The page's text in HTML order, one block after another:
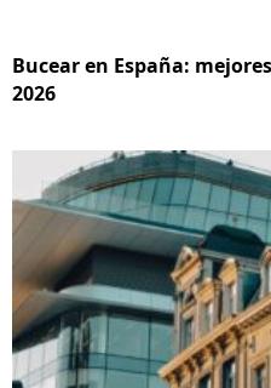
Bucear en España:
2026